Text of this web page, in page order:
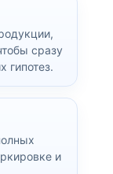
сразу
гипотез.
и